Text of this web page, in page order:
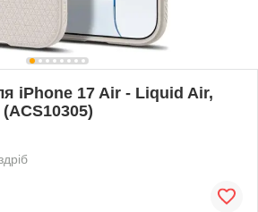
iPhone 17 Air - Liquid Air,